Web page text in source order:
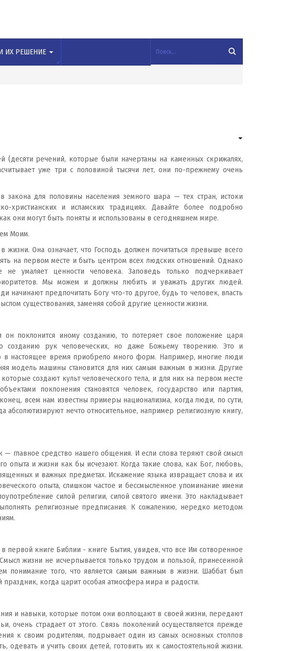
ИХ РЕШЕНИЕ
(десяти речений, которые были начертаны на каменных скрижалях,
уже три с половиной тысячи лет, они по-прежнему очень
закона для половины населения земного шара — тех стран, истоки
христианских и исламских традициях. Давайте более подробно
они могут быть поняты и использованы в сегодняшнем мире.
Моим.
жизни. Она означает, что Господь должен почитаться превыше всего
на первом месте и быть центром всех людских отношений. Однако
умаляет ценности человека. Заповедь только подчеркивает
Мы можем и должны любить и уважать других людей.
начинают предпочитать Богу что-то другое, будь то человек, власть
существования, заменяя собой другие ценности жизни.
поклонится иному созданию, то потеряет свое положение царя
созданию рук человеческих, но даже Божьему творению. Это и
в настоящее время приобрело много форм. Например, многие люди
модель машины становится для них самым важным в жизни. Другие
создают культ человеческого тела, и для них на первом месте
поклонения становятся человек, государство или партия,
всем нам известны примеры национализма, когда люди, по сути,
нечто относительное, например религиозную книгу,
средство нашего общения. И если слова теряют свой смысл
опыта и жизни как бы исчезают. Когда такие слова, как Бог, любовь,
и важных предметах. Искажение языка извращает слова и их
опыта, слишком частое и бессмысленное упоминание имени
силой религии, силой святого имени. Это накладывает
религиозные предписания. К сожалению, нередко методом
первой книге Библии - книге Бытия, увидев, что все Им сотворенное
жизни не исчерпывается только трудом и пользой, принесенной
понимание того, что является самым важным в жизни. Шаббат был
когда царит особая атмосфера мира и радости.
и навыки, которые потом они воплощают в своей жизни, передают
страдает от этого. Связь поколений осуществляется прежде
к своим родителям, подрывает один из самых основных столпов
и учить своих детей, готовить их к самостоятельной жизни.